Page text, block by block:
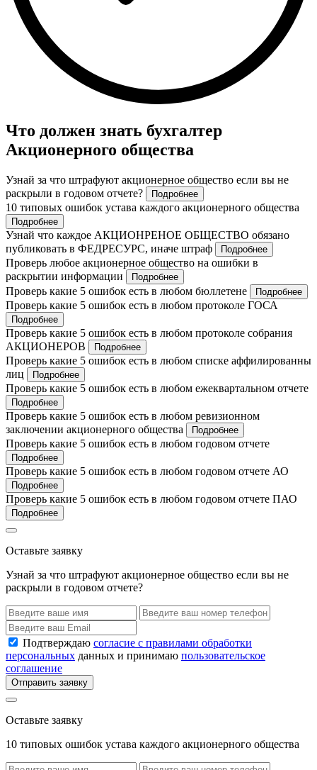
Что должен знать бухгалтер
Акционерного общества
Узнай за что штрафуют акционерное общество если вы не
раскрыли в годовом отчете?
Подробнее
10 типовых ошибок устава каждого акционерного общества
Подробнее
Узнай что каждое АКЦИОНРЕНОЕ ОБЩЕСТВО обязано
публиковать в ФЕДРЕСУРС, иначе штраф
Подробнее
Проверь любое акционерное общество на ошибки в
раскрытии информации
Подробнее
Проверь какие 5 ошибок есть в любом бюллетене Подробнее
Проверь какие 5 ошибок есть в любом протоколе ГОСА
Подробнее
Проверь какие 5 ошибок есть в любом протоколе собрания
АКЦИОНЕРОВ
Подробнее
Проверь какие 5 ошибок есть в любом списке аффилированны
лиц
Подробнее
Проверь какие 5 ошибок есть в любом ежеквартальном отчете
Подробнее
Проверь какие 5 ошибок есть в любом ревизионном
заключении акционерного общества
Подробнее
Проверь какие 5 ошибок есть в любом годовом отчете
Подробнее
Проверь какие 5 ошибок есть в любом годовом отчете АО
Подробнее
Проверь какие 5 ошибок есть в любом годовом отчете ПАО
Подробнее
Оставьте заявку
Узнай за что штрафуют акционерное общество если вы не
раскрыли в годовом отчете?
Подтверждаю согласие с правилами обработки
персональных данных и принимаю пользовательское
соглашение
Отправить заявку
Оставьте заявку
10 типовых ошибок устава каждого акционерного общества